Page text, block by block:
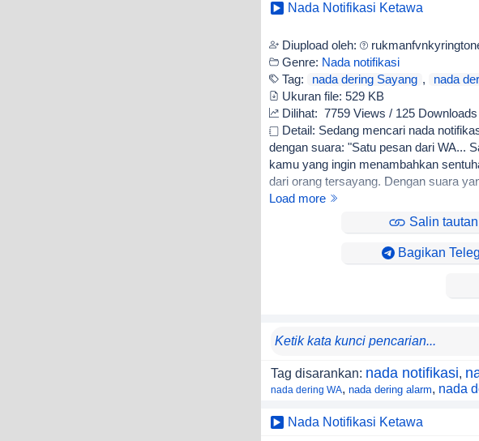
Nada Notifikasi Ketawa
Diupload oleh:
Genre: Nada notifikasi
Tag:
nada dering Sayang , nada
Ukuran file: 529 KB
Dilihat: 7759 Views / 125 Downloads
Detail: Sedang mencari nada
dengan suara: "Satu pesan dari WA...
kamu yang ingin menambahkan
dari orang tersayang. Dengan suara
langsung teringat pada pasanganmu.
Load more
Salin
Bagikan
Tag disarankan: nada notifikasi,
nada dering WA, nada dering alarm, nada
Nada Notifikasi Ketawa